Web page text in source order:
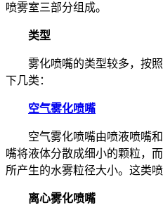
喷雾室三部分组成。
类型
雾化喷嘴的类型较多，按
下几类：
空气雾化喷嘴
空气雾化喷嘴由喷液喷嘴
嘴将液体分散成细小的颗粒，
所产生的水雾粒径大小。这类
离心雾化喷嘴